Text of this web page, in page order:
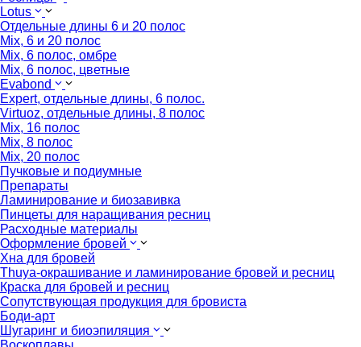
Lotus
Отдельные длины 6 и 20 полос
Mix, 6 и 20 полос
Mix, 6 полос, омбре
Mix, 6 полос, цветные
Evabond
Expert, отдельные длины, 6 полос.
Virtuoz, отдельные длины, 8 полос
Mix, 16 полос
Mix, 8 полос
Mix, 20 полос
Пучковые и подиумные
Препараты
Ламинирование и биозавивка
Пинцеты для наращивания ресниц
Расходные материалы
Оформление бровей
Хна для бровей
Thuya-окрашивание и ламинирование бровей и ресниц
Краска для бровей и ресниц
Сопутствующая продукция для бровиста
Боди-арт
Шугаринг и биоэпиляция